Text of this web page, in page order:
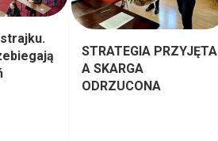
STRATEGIA PRZYJĘTA
A SKARGA
ODRZUCONA